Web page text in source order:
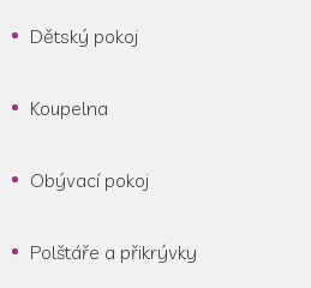
Dětský pokoj
Koupelna
Obývací pokoj
Polštáře a přikrývky